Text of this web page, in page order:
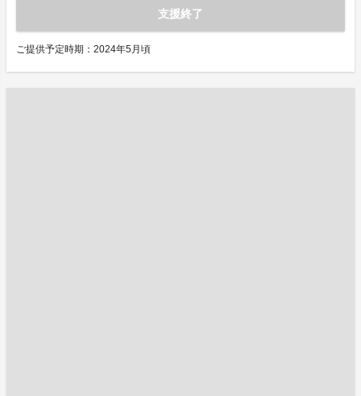
支援終了
ご提供予定時期：2024年5月頃